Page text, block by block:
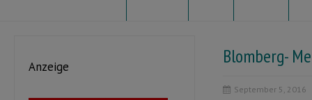
Blomberg-
September 5, 2016
Anzeige